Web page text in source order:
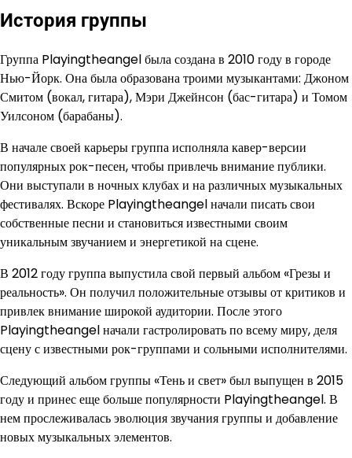
История группы
Группа Playingtheangel была создана в 2010 году в городе
Нью-Йорк. Она была образована троими музыкантами: Джоном
Смитом (вокал, гитара), Мэри Джейнсон (бас-гитара) и Томом
Уилсоном (барабаны).
В начале своей карьеры группа исполняла кавер-версии
популярных рок-песен, чтобы привлечь внимание публики.
Они выступали в ночных клубах и на различных музыкальных
фестивалях. Вскоре Playingtheangel начали писать свои
собственные песни и становиться известными своим
уникальным звучанием и энергетикой на сцене.
В 2012 году группа выпустила свой первый альбом «Грезы и
реальность». Он получил положительные отзывы от критиков и
привлек внимание широкой аудитории. После этого
Playingtheangel начали гастролировать по всему миру, деля
сцену с известными рок-группами и сольными исполнителями.
Следующий альбом группы «Тень и свет» был выпущен в 2015
году и принес еще больше популярности Playingtheangel. В
нем прослеживалась эволюция звучания группы и добавление
новых музыкальных элементов.